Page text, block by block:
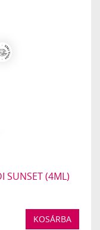
SUNSET (4ML)
KOSÁRBA